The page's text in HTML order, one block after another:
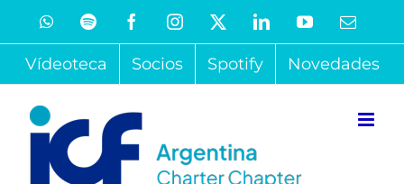
Saltar
al
contenido
WhatsAppSpotify FacebookInstagram
X LinkedInYouTubeCorreo
Vídeoteca Socios Spotify Novedades